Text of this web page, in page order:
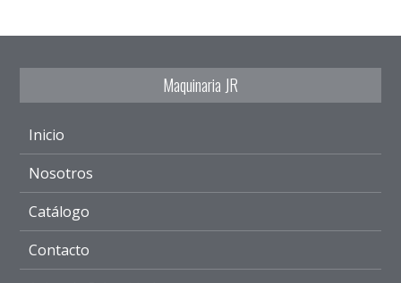
Maquinaria JR
Inicio
Nosotros
Catálogo
Contacto